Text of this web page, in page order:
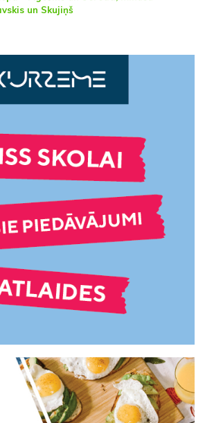
un Skujiņš